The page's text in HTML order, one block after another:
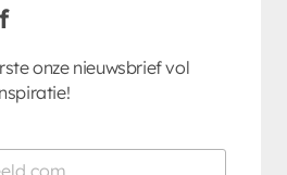
onze nieuwsbrief vol